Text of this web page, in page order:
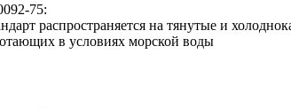
75:
распространяется на тянутые и
в условиях морской воды